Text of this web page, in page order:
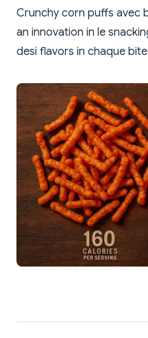
Crunchy corn puffs avec
an innovation in le
desi flavors in chaque